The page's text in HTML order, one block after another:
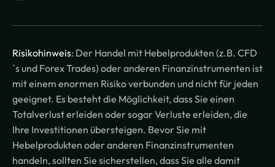
Risikohinweis: Der Handel mit Hebelprodukten (z.B. CFD
´s und Forex Trades) oder anderen Finanzinstrumenten ist
mit einem enormen Risiko verbunden und nicht für jeden
geeignet. Es besteht die Möglichkeit, dass Sie einen
Totalverlust erleiden oder sogar Verluste erleiden, die
Ihre Investitionen übersteigen. Bevor Sie mit
Hebelprodukten oder anderen Finanzinstrumenten
handeln, sollten Sie sicherstellen, dass Sie alle damit